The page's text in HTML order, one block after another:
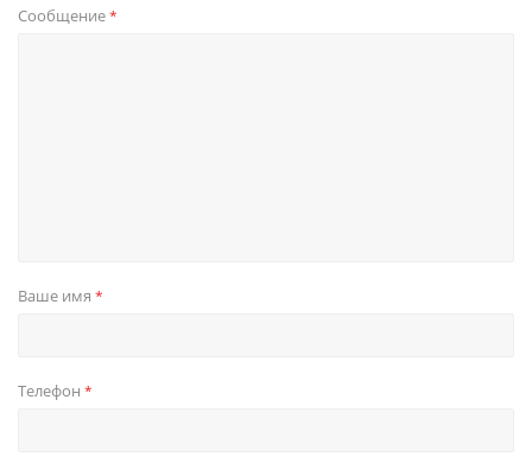
Сообщение*
Ваше имя *
Телефон *